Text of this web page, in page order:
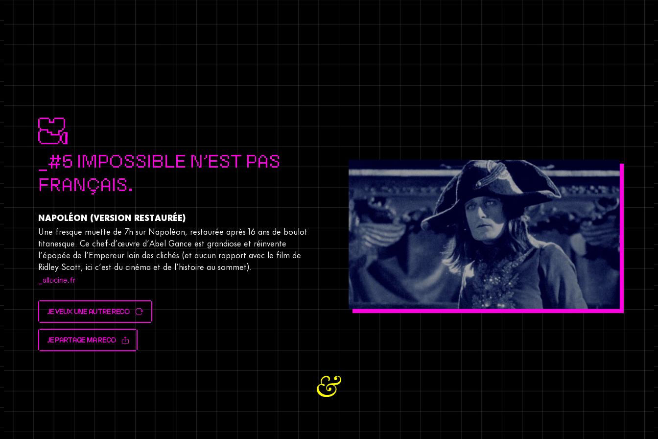
#5 IMPOSSIBLE N’EST PAS
FRANÇAIS.
NAPOLÉON (VERSION RESTAURÉE)
Une fresque muette de 7h sur Napoléon, restaurée après 16 ans de boulot
titanesque. Ce chef-d’œuvre d’Abel Gance est grandiose et réinvente
l’épopée de l’Empereur loin des clichés (et aucun rapport avec le film de
Ridley Scott, ici c’est du cinéma et de l’histoire au sommet).
allocine.fr
JE VEUX UNE AUTRE RECO
JE PARTAGE MA RECO